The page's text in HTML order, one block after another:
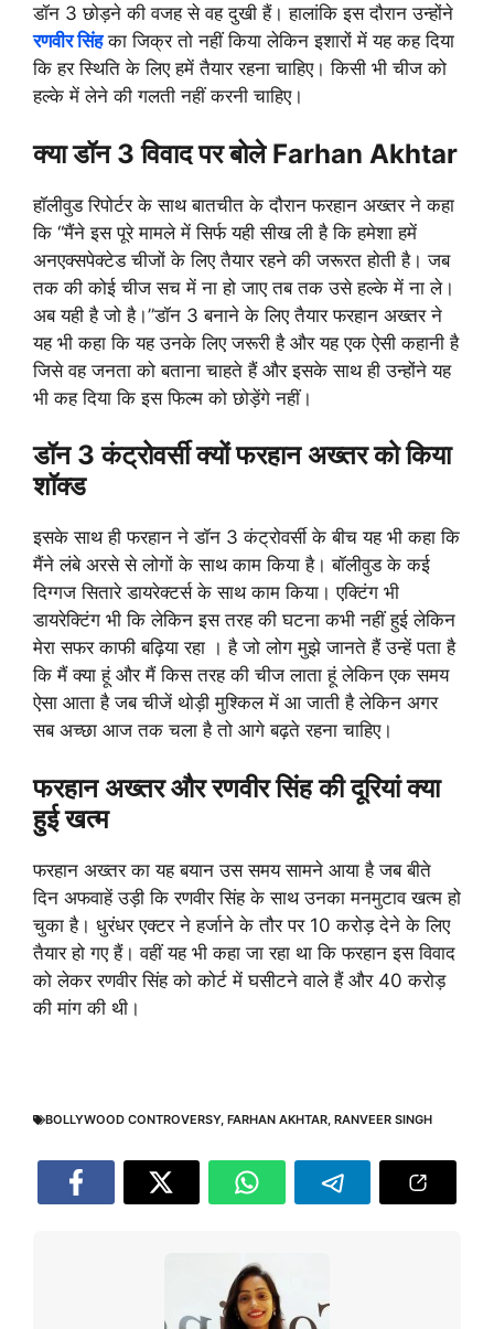
डॉन 3 छोड़ने की वजह से वह दुखी हैं। हालांकि इस दौरान उन्होंने
रणवीर सिंह का जिक्र तो नहीं किया लेकिन इशारों में यह कह दिया
कि हर स्थिति के लिए हमें तैयार रहना चाहिए। किसी भी चीज को
हल्के में लेने की गलती नहीं करनी चाहिए।
क्या डॉन 3 विवाद पर बोले Farhan Akhtar
हॉलीवुड रिपोर्टर के साथ बातचीत के दौरान फरहान अख्तर ने कहा
कि “मैंने इस पूरे मामले में सिर्फ यही सीख ली है कि हमेशा हमें
अनएक्सपेक्टेड चीजों के लिए तैयार रहने की जरूरत होती है। जब
तक की कोई चीज सच में ना हो जाए तब तक उसे हल्के में ना ले।
अब यही है जो है।”डॉन 3 बनाने के लिए तैयार फरहान अख्तर ने
यह भी कहा कि यह उनके लिए जरूरी है और यह एक ऐसी कहानी है
जिसे वह जनता को बताना चाहते हैं और इसके साथ ही उन्होंने यह
भी कह दिया कि इस फिल्म को छोड़ेंगे नहीं।
डॉन 3 कंट्रोवर्सी क्यों फरहान अख्तर को किया
शॉक्ड
इसके साथ ही फरहान ने डॉन 3 कंट्रोवर्सी के बीच यह भी कहा कि
मैंने लंबे अरसे से लोगों के साथ काम किया है। बॉलीवुड के कई
दिग्गज सितारे डायरेक्टर्स के साथ काम किया। एक्टिंग भी
डायरेक्टिंग भी कि लेकिन इस तरह की घटना कभी नहीं हुई लेकिन
मेरा सफर काफी बढ़िया रहा । है जो लोग मुझे जानते हैं उन्हें पता है
कि मैं क्या हूं और मैं किस तरह की चीज लाता हूं लेकिन एक समय
ऐसा आता है जब चीजें थोड़ी मुश्किल में आ जाती है लेकिन अगर
सब अच्छा आज तक चला है तो आगे बढ़ते रहना चाहिए।
फरहान अख्तर और रणवीर सिंह की दूरियां क्या
हुई खत्म
फरहान अख्तर का यह बयान उस समय सामने आया है जब बीते
दिन अफवाहें उड़ी कि रणवीर सिंह के साथ उनका मनमुटाव खत्म हो
चुका है। धुरंधर एक्टर ने हर्जाने के तौर पर 10 करोड़ देने के लिए
तैयार हो गए हैं। वहीं यह भी कहा जा रहा था कि फरहान इस विवाद
को लेकर रणवीर सिंह को कोर्ट में घसीटने वाले हैं और 40 करोड़
की मांग की थी।
BOLLYWOOD CONTROVERSY, FARHAN AKHTAR, RANVEER SINGH